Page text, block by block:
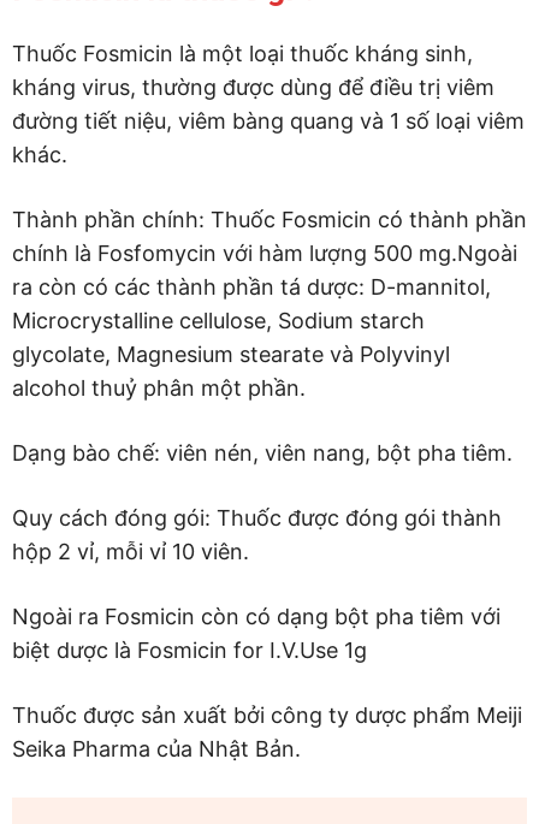
Thuốc Fosmicin là một loại thuốc kháng sinh,
kháng virus, thường được dùng để điều trị viêm
đường tiết niệu, viêm bàng quang và 1 số loại viêm
khác.
Thành phần chính: Thuốc Fosmicin có thành phần
chính là Fosfomycin với hàm lượng 500 mg.Ngoài
ra còn có các thành phần tá dược: D-mannitol,
Microcrystalline cellulose, Sodium starch
glycolate, Magnesium stearate và Polyvinyl
alcohol thuỷ phân một phần.
Dạng bào chế: viên nén, viên nang, bột pha tiêm.
Quy cách đóng gói: Thuốc được đóng gói thành
hộp 2 vỉ, mỗi vỉ 10 viên.
Ngoài ra Fosmicin còn có dạng bột pha tiêm với
biệt dược là Fosmicin for I.V.Use 1g
Thuốc được sản xuất bởi công ty dược phẩm Meiji
Seika Pharma của Nhật Bản.